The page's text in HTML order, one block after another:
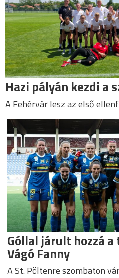
Hazi pályán kezdi a
A Fehérvár lesz az első
Góllal járult hozzá
Vágó Fanny
A St. Pöltenre szombaton